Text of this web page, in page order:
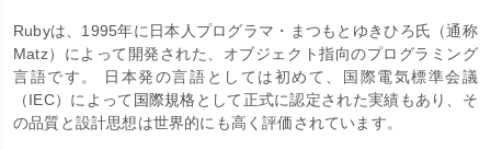
Rubyは、1995年に日本人プログラマ・まつもとゆきひろ氏（通称
Matz）によって開発された、オブジェクト指向のプログラミング
言語です。 日本発の言語としては初めて、国際電気標準会議
（IEC）によって 国際規格として正式に認定された実績もあり、そ
の品質と設計思想は世界的にも高く評価されています。